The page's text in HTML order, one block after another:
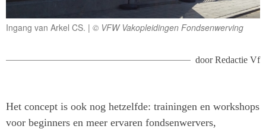
Ingang van Arkel CS. © VFW Vakopleidingen Fondsenwerving
doorRedactie Vf
Het concept is ook nog hetzelfde: trainingen en workshops
voor beginners en meer ervaren fondsenwervers,